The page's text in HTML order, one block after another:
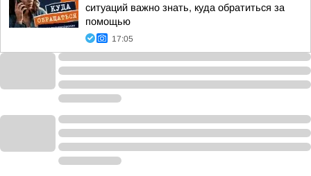
ситуаций важно знать, куда обратиться за
помощью
17:05